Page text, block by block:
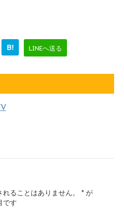
B! LINEへ送る
ることはありません。 * が
です